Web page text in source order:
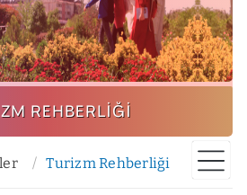
REHBERLIĞI
Turizm Rehberliği